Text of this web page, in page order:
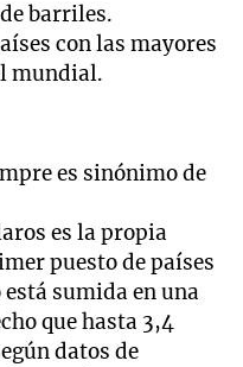
barriles.
con las mayores
mundial.
es sinónimo de
es la propia
puesto de países
sumida en una
que hasta 3,4
datos de